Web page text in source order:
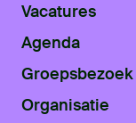
Vacatures
Agenda
Groepsbezoek
Organisatie